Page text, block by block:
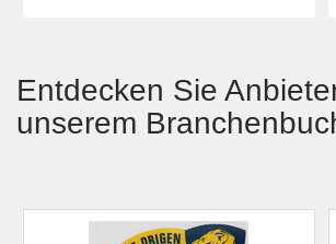
Entdecken Sie
unserem